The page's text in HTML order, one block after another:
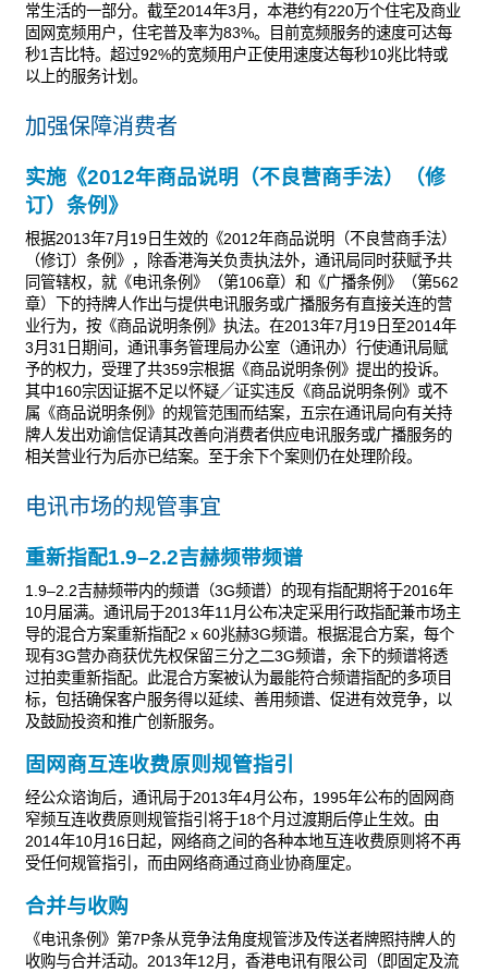
常生活的一部分。截至2014年3月，本港约有220万个住宅及商业
固网宽频用户，住宅普及率为83%。目前宽频服务的速度可达每
秒1吉比特。超过92%的宽频用户正使用速度达每秒10兆比特或
以上的服务计划。
加强保障消费者
实施《2012年商品说明（不良营商手法）（修
订）条例》
根据2013年7月19日生效的《2012年商品说明（不良营商手法）
（修订）条例》，除香港海关负责执法外，通讯局同时获赋予共
同管辖权，就《电讯条例》（第106章）和《广播条例》（第562
章）下的持牌人作出与提供电讯服务或广播服务有直接关连的营
业行为，按《商品说明条例》执法。在2013年7月19日至2014年
3月31日期间，通讯事务管理局办公室（通讯办）行使通讯局赋
予的权力，受理了共359宗根据《商品说明条例》提出的投诉。
其中160宗因证据不足以怀疑╱证实违反《商品说明条例》或不
属《商品说明条例》的规管范围而结案，五宗在通讯局向有关持
牌人发出劝谕信促请其改善向消费者供应电讯服务或广播服务的
相关营业行为后亦已结案。至于余下个案则仍在处理阶段。
电讯市场的规管事宜
重新指配1.9–2.2吉赫频带频谱
1.9–2.2吉赫频带内的频谱（3G频谱）的现有指配期将于2016年
10月届满。通讯局于2013年11月公布决定采用行政指配兼市场主
导的混合方案重新指配2 x 60兆赫3G频谱。根据混合方案，每个
现有3G营办商获优先权保留三分之二3G频谱，余下的频谱将透
过拍卖重新指配。此混合方案被认为最能符合频谱指配的多项目
标，包括确保客户服务得以延续、善用频谱、促进有效竞争，以
及鼓励投资和推广创新服务。
固网商互连收费原则规管指引
经公众谘询后，通讯局于2013年4月公布，1995年公布的固网商
窄频互连收费原则规管指引将于18个月过渡期后停止生效。由
2014年10月16日起，网络商之间的各种本地互连收费原则将不再
受任何规管指引，而由网络商通过商业协商厘定。
合并与收购
《电讯条例》第7P条从竞争法角度规管涉及传送者牌照持牌人的
收购与合并活动。2013年12月，香港电讯有限公司（即固定及流